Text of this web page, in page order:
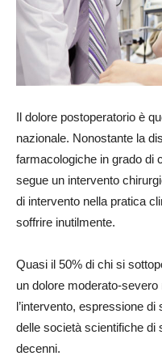
Il dolore postoperatorio è
nazionale. Nonostante la
farmacologiche in grado di
segue un intervento
di intervento nella pratica
soffrire inutilmente.
Quasi il 50% di chi si
un dolore moderato-
l’intervento, espressione
delle società scientifiche di
decenni.